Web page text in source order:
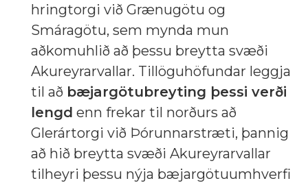
hringtorgi við Grænugötu og
Smáragötu, sem mynda mun
aðkomuhlið að þessu breytta svæði
Akureyrarvallar. Tillöguhöfundar leggja
til að bæjargötubreyting þessi verði
lengd enn frekar til norðurs að
Glerártorgi við Þórunnarstræti, þannig
að hið breytta svæði Akureyrarvallar
tilheyri þessu nýja bæjargötuumhverfi